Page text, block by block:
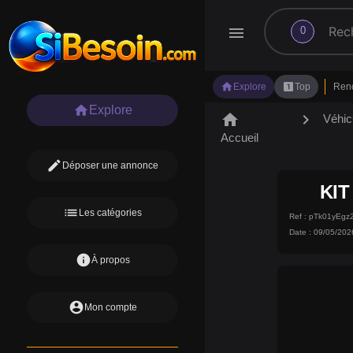
menu 0
search
home Explore looks_oneTop
home Explore
edit Déposer une annonce
list Les catégories
infoÀ propos
account_circle Mon compte
home
Accueil
chevron_right
Ref :
Date : 09/05/